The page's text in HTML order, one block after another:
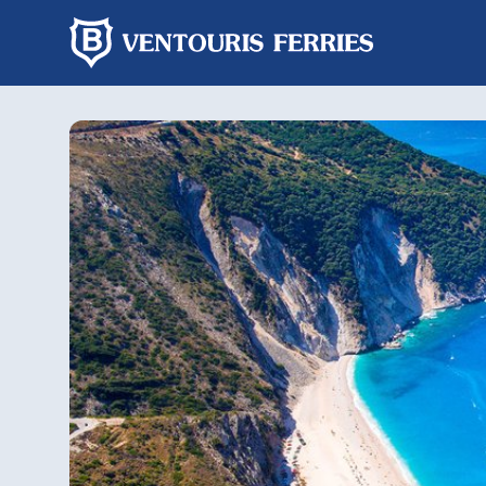
online
Andata
e
ritorno
Solo
andata
Da
A